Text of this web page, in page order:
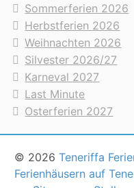
Sommerferien 2026
Herbstferien 2026
Weihnachten 2026
Silvester 2026/27
Karneval 2027
Last Minute
Osterferien 2027
© 2026Teneriffa
Ferienhäusern auf